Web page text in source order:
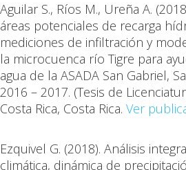
Aguilar S., Ríos M., Ureña A.
áreas potenciales de recarga
mediciones de infiltración y
la microcuenca río Tigre para
agua de la ASADA San Gabriel,
2016 – 2017. (Tesis de
Costa Rica, Costa Rica. Ver
Ezquivel G. (2018). Análisis
climática, dinámica de